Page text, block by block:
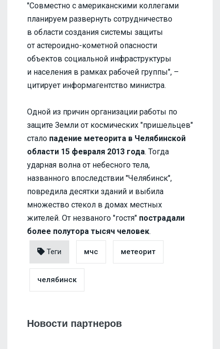
"Совместно с американскими коллегами
планируем развернуть сотрудничество
в области создания системы защиты
от астероидно-кометной опасности
объектов социальной инфраструктуры
и населения в рамках рабочей группы", –
цитирует информагентство министра.
Одной из причин организации работы по
защите Земли от космических "пришельцев"
стало падение метеорита в Челябинской
области 15 февраля 2013 года. Тогда
ударная волна от небесного тела,
названного впоследствии "Челябинск",
повредила десятки зданий и выбила
множество стекол в домах местных
жителей. От незваного "гостя" пострадали
более полутора тысяч человек.
Теги мчс метеорит
челябинск
Новости партнеров